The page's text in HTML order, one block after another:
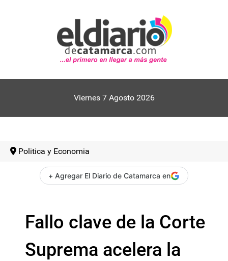
Viernes 7 Agosto 2026
Politica y Economia
+ Agregar El Diario de Catamarca en
Fallo clave de la Corte
Suprema acelera la